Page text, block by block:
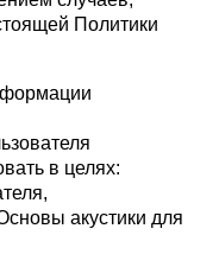
Политики
в целях:
акустики для